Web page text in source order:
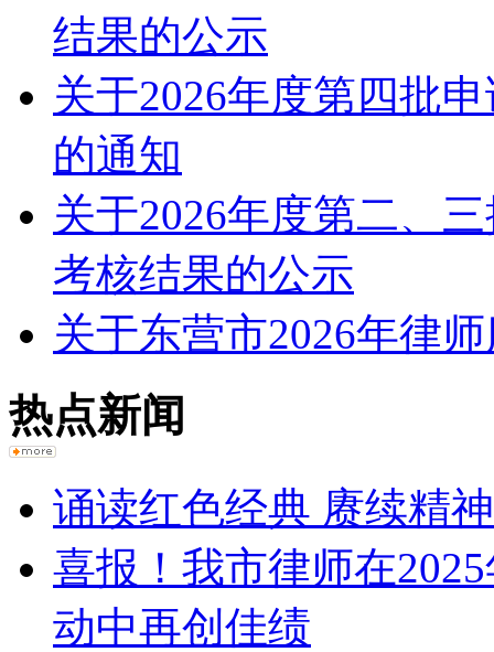
结果的公示
关于2026年度第四批
的通知
关于2026年度第二、
考核结果的公示
关于东营市2026年律
热点新闻
诵读红色经典 赓续精
喜报！我市律师在
动中再创佳绩